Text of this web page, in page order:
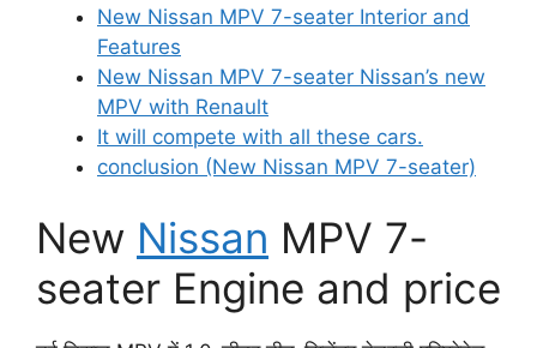
New Nissan MPV 7-seater Interior and
Features
New Nissan MPV 7-seater Nissan’s new
MPV with Renault
It will compete with all these cars.
conclusion (New Nissan MPV 7-seater)
New Nissan MPV 7-
seater Engine and price